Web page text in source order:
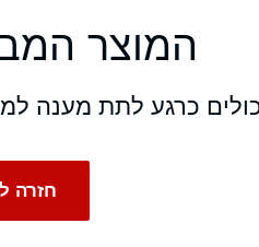
המוצר
כרגע לתת מענה
חזרה